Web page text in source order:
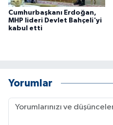
Cumhurbaşkanı Erdoğan,
MHP lideri Devlet Bahçeli'yi
kabul etti
Yorumlar